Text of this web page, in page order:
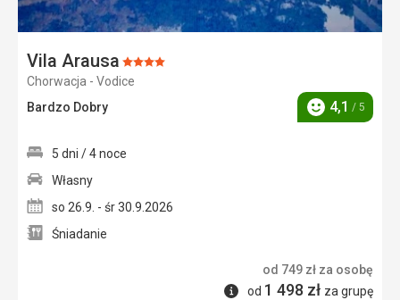
Vila Arausa Ocena:
4/5
Chorwacja - Vodice
Bardzo Dobry
Ocena
4,1 / 5
5 dni / 4 noce
Własny
so 26.9. - śr 30.9.2026
Śniadanie
od 749 zł za osobę
Informacje
od 1 498 zł za grupę